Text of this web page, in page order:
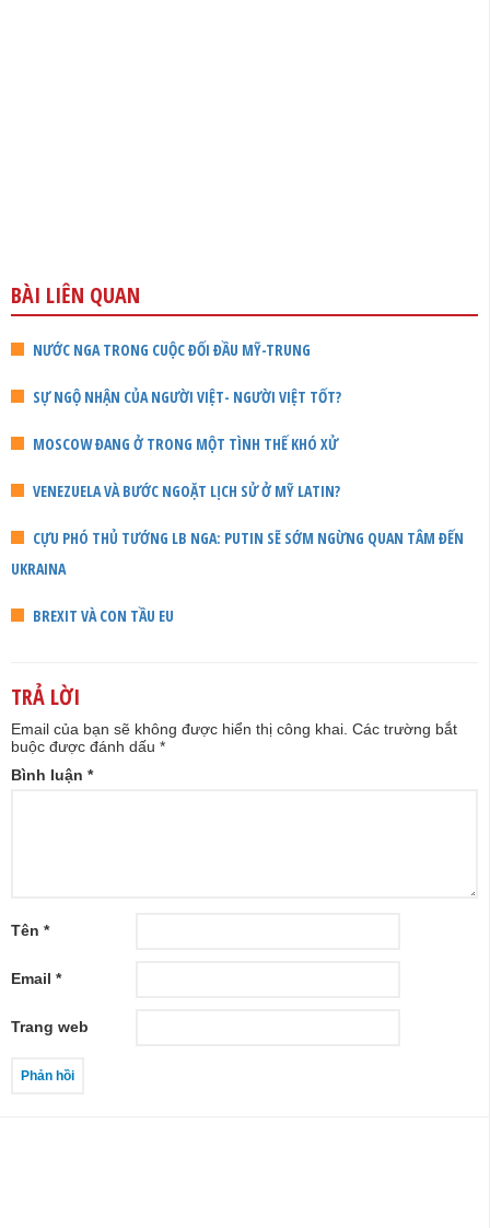
BÀI LIÊN QUAN
NƯỚC NGA TRONG CUỘC ĐỐI ĐẦU MỸ-TRUNG
SỰ NGỘ NHẬN CỦA NGƯỜI VIỆT- NGƯỜI VIỆT TỐT?
MOSCOW ĐANG Ở TRONG MỘT TÌNH THẾ KHÓ XỬ
VENEZUELA VÀ BƯỚC NGOẶT LỊCH SỬ Ở MỸ LATIN?
CỰU PHÓ THỦ TƯỚNG LB NGA: PUTIN SẼ SỚM NGỪNG QUAN TÂM ĐẾN
UKRAINA
BREXIT VÀ CON TẦU EU
TRẢ LỜI
Email của bạn sẽ không được hiển thị công khai. Các trường bắt
buộc được đánh dấu *
Bình luận *
Tên *
Email *
Trang web